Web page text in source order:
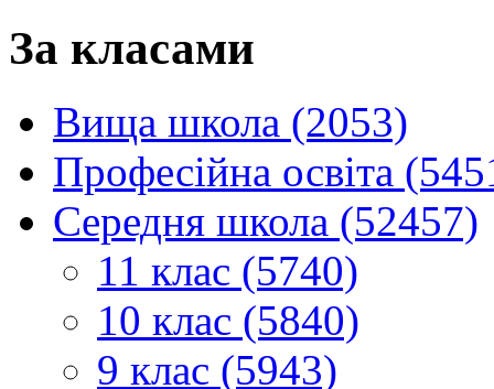
За класами
Вища школа (2053)
Професійна освіта
Середня школа (52457)
11 клас (5740)
10 клас (5840)
9 клас (5943)